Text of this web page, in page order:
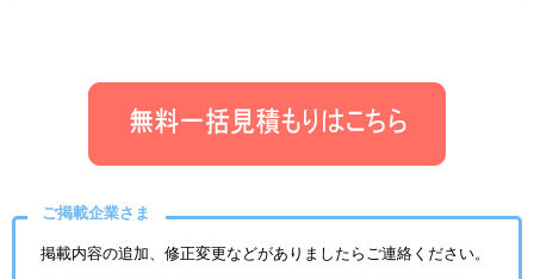
ご掲載企業さま
掲載内容の追加、修正変更などがありましたらご連絡ください。